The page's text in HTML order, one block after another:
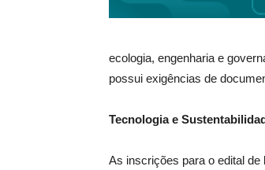
ecologia, engenharia e
possui exigências de
Tecnologia e
As inscrições para o edital